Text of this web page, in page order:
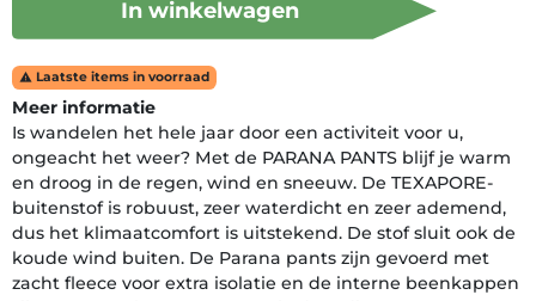
In winkelwagen
 Laatste items in voorraad
Meer informatie
Is wandelen het hele jaar door een activiteit voor u,
ongeacht het weer? Met de PARANA PANTS blijf je warm
en droog in de regen, wind en sneeuw. De TEXAPORE-
buitenstof is robuust, zeer waterdicht en zeer ademend,
dus het klimaatcomfort is uitstekend. De stof sluit ook de
koude wind buiten. De Parana pants zijn gevoerd met
zacht fleece voor extra isolatie en de interne beenkappen